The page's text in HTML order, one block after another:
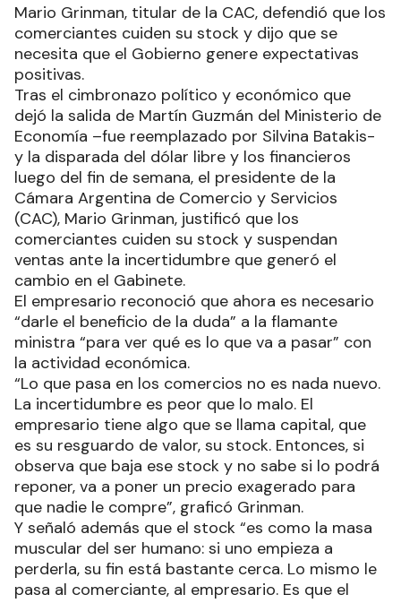
Mario Grinman, titular de la CAC, defendió que los
comerciantes cuiden su stock y dijo que se
necesita que el Gobierno genere expectativas
positivas.
Tras el cimbronazo político y económico que
dejó la salida de Martín Guzmán del Ministerio de
Economía –fue reemplazado por Silvina Batakis-
y la disparada del dólar libre y los financieros
luego del fin de semana, el presidente de la
Cámara Argentina de Comercio y Servicios
(CAC), Mario Grinman, justificó que los
comerciantes cuiden su stock y suspendan
ventas ante la incertidumbre que generó el
cambio en el Gabinete.
El empresario reconoció que ahora es necesario
“darle el beneficio de la duda” a la flamante
ministra “para ver qué es lo que va a pasar” con
la actividad económica.
“Lo que pasa en los comercios no es nada nuevo.
La incertidumbre es peor que lo malo. El
empresario tiene algo que se llama capital, que
es su resguardo de valor, su stock. Entonces, si
observa que baja ese stock y no sabe si lo podrá
reponer, va a poner un precio exagerado para
que nadie le compre”, graficó Grinman.
Y señaló además que el stock “es como la masa
muscular del ser humano: si uno empieza a
perderla, su fin está bastante cerca. Lo mismo le
pasa al comerciante, al empresario. Es que el